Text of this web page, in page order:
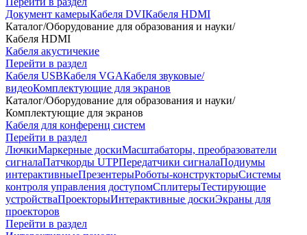
Документ камерыКабеля DVIКабеля HDMI
Каталог/Оборудование для образования и науки/
Кабеля HDMI
Кабеля акустичекие
Перейти в раздел
Кабеля USBКабеля VGAКабеля звуковые/
видеоКомплектующие для экранов
Каталог/Оборудование для образования и науки/
Комплектующие для экранов
Кабеля для конференц систем
Перейти в раздел
ЛючкиМаркерные доскиМасштабаторы, преобразователи
сигналаПатчкорды UTPПередатчики сигналаПодиумы
интерактивныеПрезентерыРоботы-конструкторыСистемы
контроля управления доступомСплитерыТестирующие
устройстваПроекторыИнтерактивные доскиЭкраны для
проекторов
Перейти в раздел